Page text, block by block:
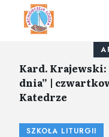
Kard. Krajewski:
dnia” |
Katedrze
SZKOŁA LITURGII